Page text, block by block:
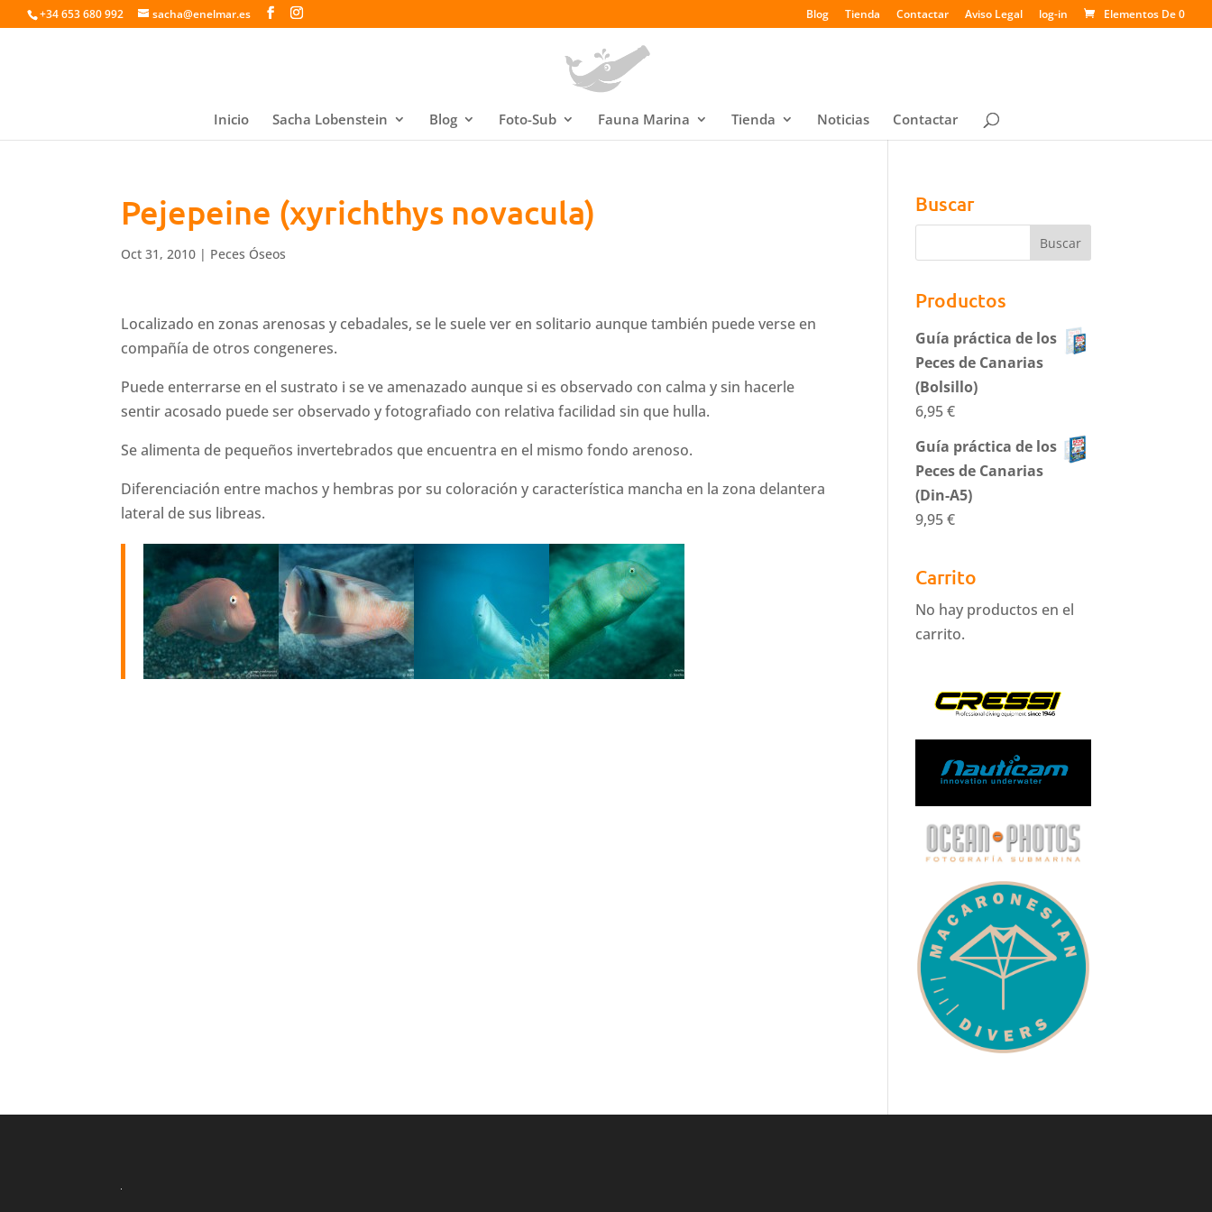
+34 653 680 992 sacha@enelmar.es Blog Tienda Contactar Aviso Legal log-in Elementos De 0
Inicio Sacha Lobenstein Blog Foto-Sub Fauna Marina Tienda Noticias Contactar
Pejepeine (xyrichthys novacula)
Oct 31, 2010 | Peces Óseos
Localizado en zonas arenosas y cebadales, se le suele ver en solitario aunque también puede verse en
compañía de otros congeneres.
Puede enterrarse en el sustrato i se ve amenazado aunque si es observado con calma y sin hacerle
sentir acosado puede ser observado y fotografiado con relativa facilidad sin que hulla.
Se alimenta de pequeños invertebrados que encuentra en el mismo fondo arenoso.
Diferenciación entre machos y hembras por su coloración y característica mancha en la zona delantera
lateral de sus libreas.
Buscar
Productos
Guía práctica de los
Peces de Canarias
(Bolsillo)
6,95€
Guía práctica de los
Peces de Canarias
(Din-A5)
9,95€
Carrito
No hay productos en el
carrito.